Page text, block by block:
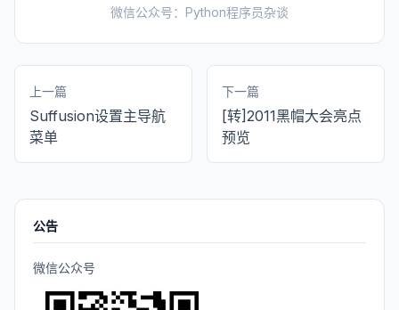
微信公众号：Python程序员杂谈
上一篇
Suffusion设置主导航
菜单
下一篇
[转]2011黑帽大会亮点
预览
公告
微信公众号